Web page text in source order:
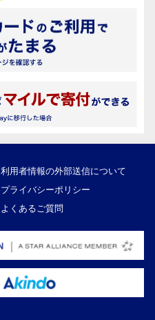
利用者情報の外部送信について
プライバシーポリシー
よくあるご質問